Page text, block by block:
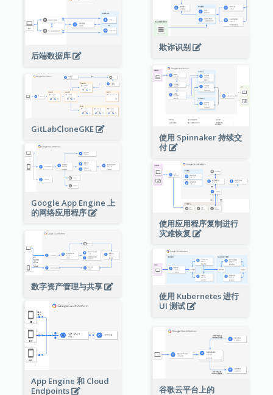
欺诈识别
后端数据库
使用 Spinnaker 持续交
付
GitLabCloneGKE
Google App Engine 上
的网络应用程序
使用应用程序复制进行
灾难恢复
数字资产管理与共享
使用 Kubernetes 进行
UI 测试
App Engine 和 Cloud
Endpoints
谷歌云平台上的